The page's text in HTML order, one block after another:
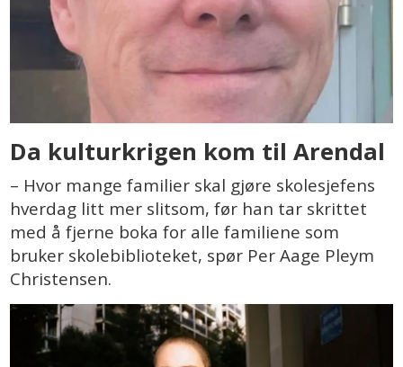
Da kulturkrigen kom til Arendal
– Hvor mange familier skal gjøre skolesjefens
hverdag litt mer slitsom, før han tar skrittet
med å fjerne boka for alle familiene som
bruker skolebiblioteket, spør Per Aage Pleym
Christensen.